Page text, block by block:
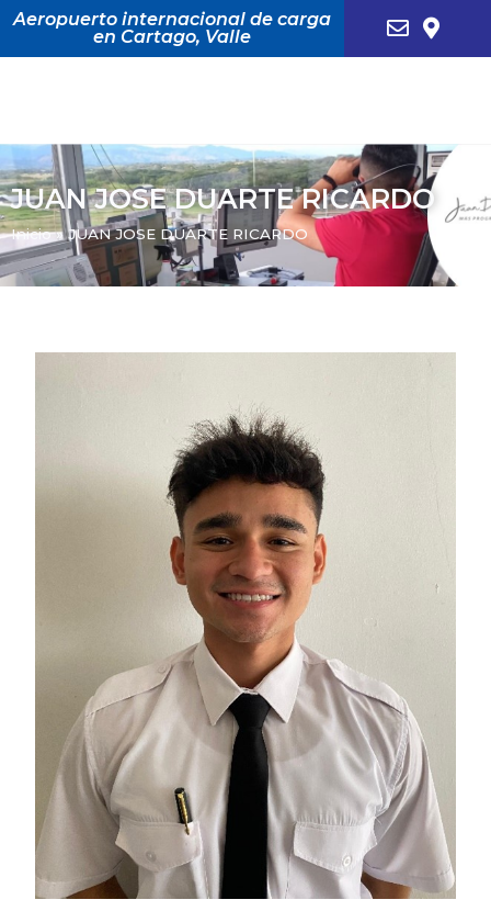
Aeropuerto internacional de carga
en Cartago, Valle
JUAN JOSE DUARTE RICARDO
Inicio»JUAN JOSE DUARTE RICARDO